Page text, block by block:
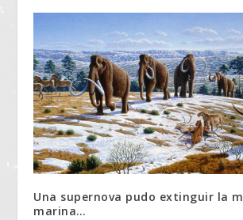
Una supernova pudo extinguir la
marina…